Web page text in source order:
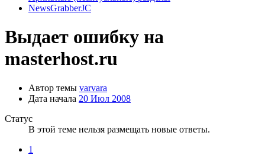
NewsGrabberJC
Выдает ошибку на
masterhost.ru
Автор темы varvara
Дата начала 20 Июл 2008
Статус
В этой теме нельзя размещать новые ответы.
1